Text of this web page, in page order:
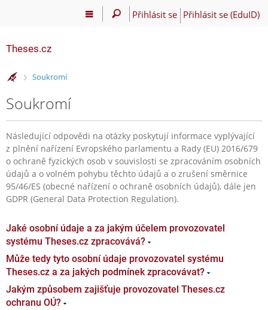
Přihlásit se Přihlásit se (EduID)
Theses.cz
>
Soukromí
Soukromí
Následující odpovědi na otázky poskytují informace vyplývající
z plnění nařízení Evropského parlamentu a Rady (EU) 2016/679
o ochraně fyzických osob v souvislosti se zpracováním osobních
údajů a o volném pohybu těchto údajů a o zrušení směrnice
95/46/ES (obecné nařízení o ochraně osobních údajů), dále jen
GDPR (General Data Protection Regulation).
Jaké osobní údaje a za jakým účelem provozovatel
systému Theses.cz zpracovává?
Může tedy tyto osobní údaje provozovatel systému
Theses.cz a za jakých podmínek zpracovávat?
Jakým způsobem zajišťuje provozovatel Theses.cz
ochranu OÚ?